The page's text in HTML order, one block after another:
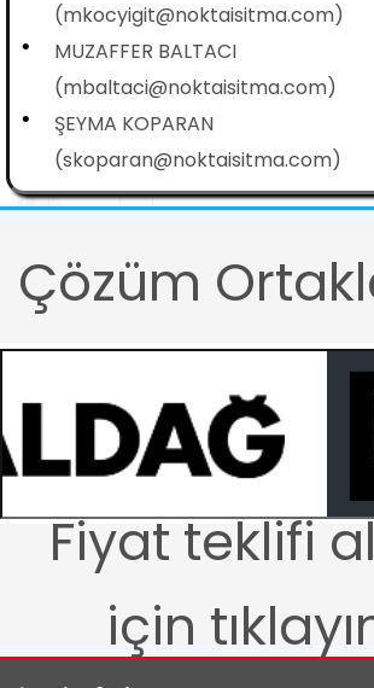
(mkocyigit@noktaisitma.com)
•
MUZAFFER BALTACI
(mbaltaci@noktaisitma.com)
•
ŞEYMA KOPARAN
(skoparan@noktaisitma.com)
Çözüm
Fiyat teklifi
için